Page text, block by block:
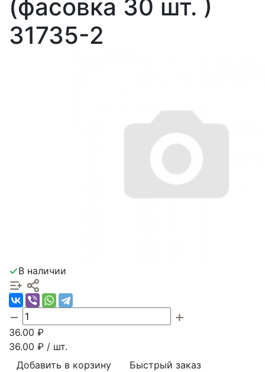
(фасовка 30 шт. )
31735-2
В наличии
36.00 ₽
36.00 ₽ / шт.
Добавить в корзину
Быстрый заказ